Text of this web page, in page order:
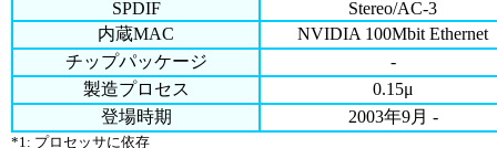
SPDIF
Stereo/AC-3
内蔵MAC
NVIDIA 100Mbit Ethernet
チップパッケージ
-
製造プロセス
0.15μ
登場時期
2003年9月 -
*1: プロセッサに依存